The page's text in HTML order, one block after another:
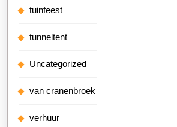
tuinfeest
tunneltent
Uncategorized
van cranenbroek
verhuur